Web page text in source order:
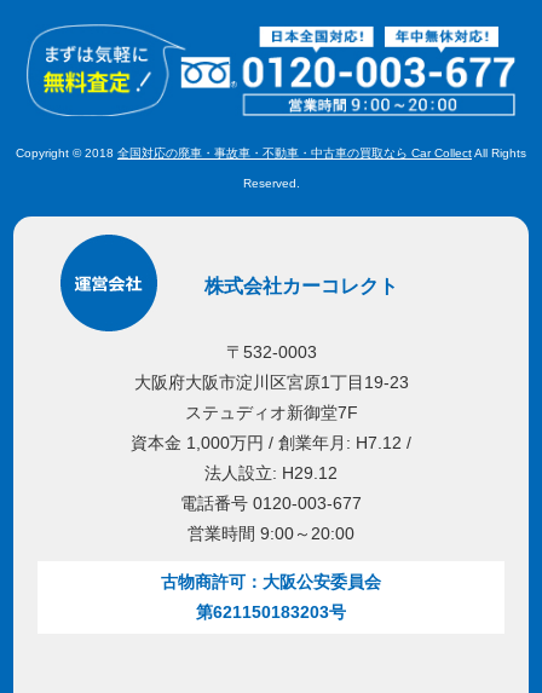
Copyright © 2018 全国対応の廃車・事故車・不動車・中古車の買取なら Car CollectAll Rights
Reserved.
株式会社カーコレクト
〒532-0003
大阪府大阪市淀川区宮原1丁目19-23
ステュディオ新御堂7F
資本金 1,000万円 / 創業年月: H7.12 /
法人設立: H29.12
電話番号 0120-003-677
営業時間 9:00～20:00
古物商許可：大阪公安委員会
第621150183203号